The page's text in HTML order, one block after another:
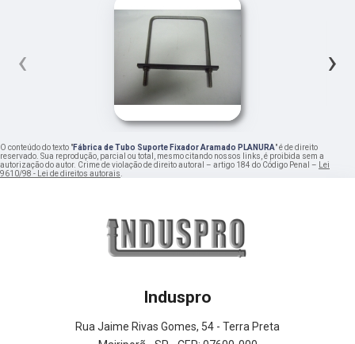
‹ ›
O conteúdo do texto "Fábrica de Tubo Suporte Fixador Aramado PLANURA" é de direito
reservado. Sua reprodução, parcial ou total, mesmo citando nossos links, é proibida sem a
autorização do autor. Crime de violação de direito autoral – artigo 184 do Código Penal – Lei
9610/98 - Lei de direitos autorais.
Induspro
Rua Jaime Rivas Gomes, 54 - Terra Preta